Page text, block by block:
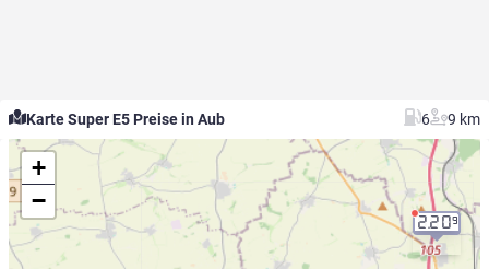
Karte Super E5 Preise in Aub 6 9 km
2.209
+
−